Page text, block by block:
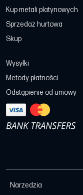
Kup metali platynowych
Sprzedaż hurtowa
Skup
Wysyłki
Metody płatności
Odstąpienie od umowy
Narzedzia